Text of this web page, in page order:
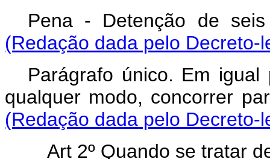
Pena - Detenção de
(Redação dada pelo Decreto-
Parágrafo único. Em
qualquer modo, concorrer
(Redação dada pelo Decreto-
Art 2º Quando se tratar de